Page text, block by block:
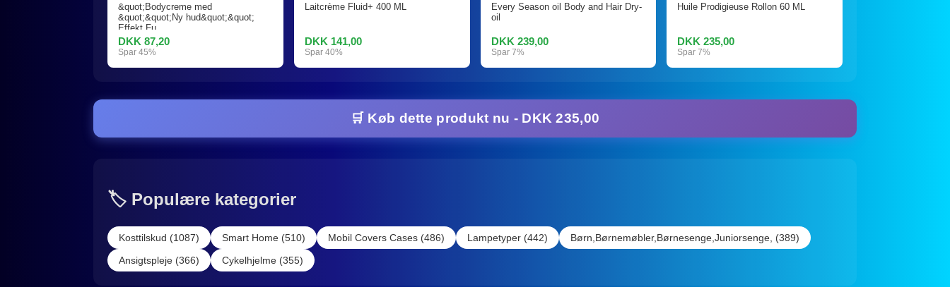
&quot;Bodycreme med
&quot;&quot;Ny hud&quot;&quot;
Effekt Fu
DKK 87,20
Spar 45%
Laitcrème Fluid+ 400 ML
DKK 141,00
Spar 40%
Every Season oil Body and Hair Dry-
oil
DKK 239,00
Spar 7%
Huile Prodigieuse Rollon 60 ML
DKK 235,00
Spar 7%
🛒 Køb dette produkt nu - DKK 235,00
🏷️ Populære kategorier
Kosttilskud (1087) Smart Home (510) Mobil Covers Cases (486) Lampetyper (442)
Børn,Børnemøbler,Børnesenge,Juniorsenge, (389)
Ansigtspleje (366)
Cykelhjelme (355)